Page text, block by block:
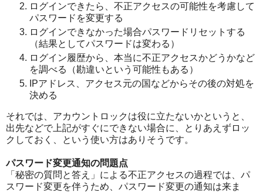
ログインできたら、不正アクセスの可能性を考慮して
パスワードを変更する
ログインできなかった場合パスワードリセットする
（結果としてパスワードは変わる）
ログイン履歴から、本当に不正アクセスかどうかなど
を調べる（勘違いという可能性もある）
IPアドレス、アクセス元の国などからその後の対処を
決める
それでは、アカウントロックは役に立たないかというと、
出先などで上記がすぐにできない場合に、とりあえずロッ
クしておく、という使い方はありそうです。
パスワード変更通知の問題点
「秘密の質問と答え」による不正アクセスの過程では、パ
スワード変更を伴うため、パスワード変更の通知は来ま